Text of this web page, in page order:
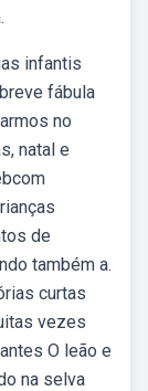
infantis
fábula
no
natal e
de
também a.
curtas
vezes
O leão e
na selva